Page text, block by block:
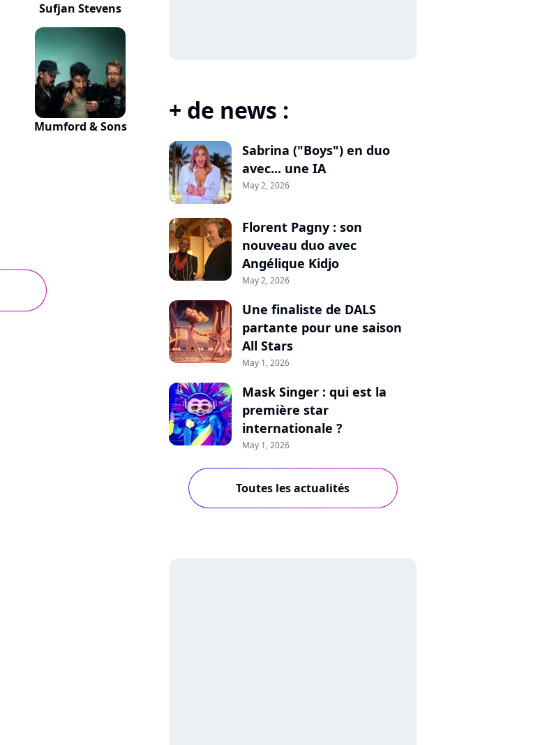
Sufjan Stevens
Mumford & Sons
+ de news :
Sabrina ("Boys") en duo
avec... une IA
May 2, 2026
Florent Pagny : son
nouveau duo avec
Angélique Kidjo
May 2, 2026
Une finaliste de DALS
partante pour une saison
All Stars
May 1, 2026
Mask Singer : qui est la
première star
internationale ?
May 1, 2026
Toutes les actualités